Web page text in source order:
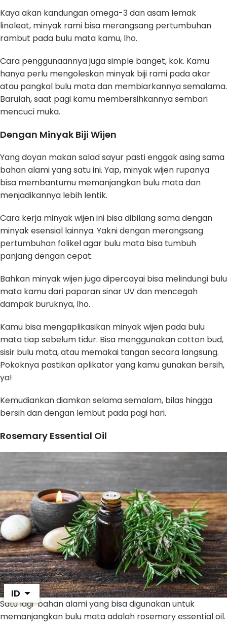
Kaya akan kandungan omega-3 dan asam lemak
linoleat, minyak rami bisa merangsang pertumbuhan
rambut pada bulu mata kamu, lho.
Cara penggunaannya juga simple banget, kok. Kamu
hanya perlu mengoleskan minyak biji rami pada akar
atau pangkal bulu mata dan membiarkannya semalama.
Barulah, saat pagi kamu membersihkannya sembari
mencuci muka.
Dengan Minyak Biji Wijen
Yang doyan makan salad sayur pasti enggak asing sama
bahan alami yang satu ini. Yap, minyak wijen rupanya
bisa membantumu memanjangkan bulu mata dan
menjadikannya lebih lentik.
Cara kerja minyak wijen ini bisa dibilang sama dengan
minyak esensial lainnya. Yakni dengan merangsang
pertumbuhan folikel agar bulu mata bisa tumbuh
panjang dengan cepat.
Bahkan minyak wijen juga dipercayai bisa melindungi bulu
mata kamu dari paparan sinar UV dan mencegah
dampak buruknya, lho.
Kamu bisa mengaplikasikan minyak wijen pada bulu
mata tiap sebelum tidur. Bisa menggunakan cotton bud,
sisir bulu mata, atau memakai tangan secara langsung.
Pokoknya pastikan aplikator yang kamu gunakan bersih,
ya!
Kemudiankan diamkan selama semalam, bilas hingga
bersih dan dengan lembut pada pagi hari.
Rosemary Essential Oil
Satu lagi bahan alami yang bisa digunakan untuk
memanjangkan bulu mata adalah rosemary essential oil.
ID